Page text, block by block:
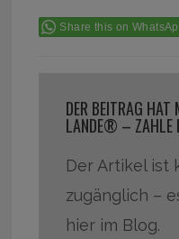
Share this on
DER BEITRAG HAT
LANDE® – ZAHLE
Der Artikel ist
zugänglich –
hier im Blog.